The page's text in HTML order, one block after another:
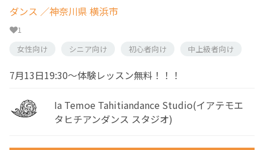
ダンス ／神奈川県 横浜市
1
女性向け
シニア向け 初心者向け 中上級者向け
7月13日19:30〜体験レッスン無料！！！
Ia Temoe Tahitiandance Studio(イアテモエ
タヒチアンダンス スタジオ)